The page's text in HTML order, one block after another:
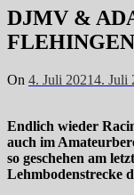
DJMV &
FLEHINGEN
On 4. Juli 20214. Juli
Endlich wieder
auch im
so geschehen am
Lehmbodenstrecke